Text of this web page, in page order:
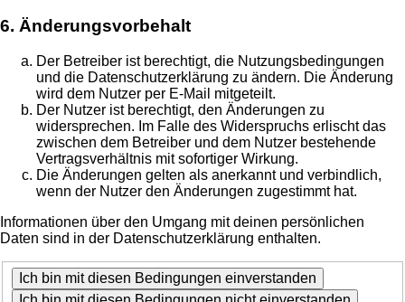
6. Änderungsvorbehalt
Der Betreiber ist berechtigt, die Nutzungsbedingungen
und die Datenschutzerklärung zu ändern. Die Änderung
wird dem Nutzer per E-Mail mitgeteilt.
Der Nutzer ist berechtigt, den Änderungen zu
widersprechen. Im Falle des Widerspruchs erlischt das
zwischen dem Betreiber und dem Nutzer bestehende
Vertragsverhältnis mit sofortiger Wirkung.
Die Änderungen gelten als anerkannt und verbindlich,
wenn der Nutzer den Änderungen zugestimmt hat.
Informationen über den Umgang mit deinen persönlichen
Daten sind in der Datenschutzerklärung enthalten.